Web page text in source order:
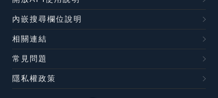
內嵌搜尋欄位說明
相關連結
常見問題
隱私權政策